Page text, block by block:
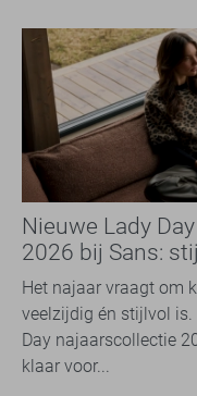
Nieuwe Lady
2026 bij Sans:
travelkwaliteit
Het najaar vraagt om
veelzijdig én stijlvol
Day najaarscollectie
klaar voor...